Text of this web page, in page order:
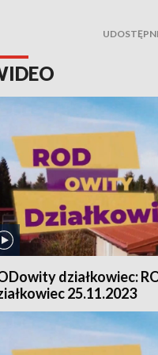
działkowiec:
25.11.2023